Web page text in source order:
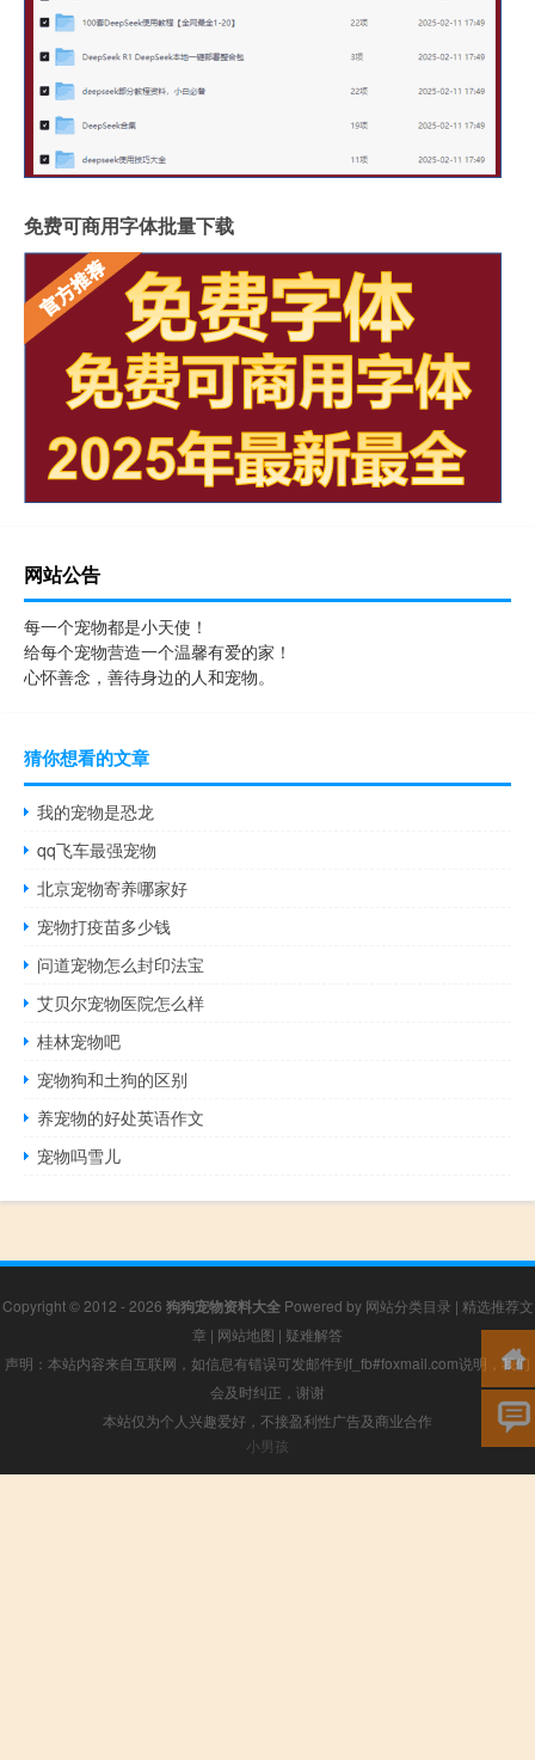
免费可商用字体批量下载
网站公告
每一个宠物都是小天使！
给每个宠物营造一个温馨有爱的家！
心怀善念，善待身边的人和宠物。
猜你想看的文章
我的宠物是恐龙
qq飞车最强宠物
北京宠物寄养哪家好
宠物打疫苗多少钱
问道宠物怎么封印法宝
艾贝尔宠物医院怎么样
桂林宠物吧
宠物狗和土狗的区别
养宠物的好处英语作文
宠物吗雪儿
Copyright © 2012 - 2026 狗狗宠物资料大全Powered by 网站分类目录 | 精选推荐文
章 | 网站地图 | 疑难解答
声明：本站内容来自互联网，如信息有错误可发邮件到f_fb#foxmail.com说明，我们
会及时纠正，谢谢
本站仅为个人兴趣爱好，不接盈利性广告及商业合作
小男孩